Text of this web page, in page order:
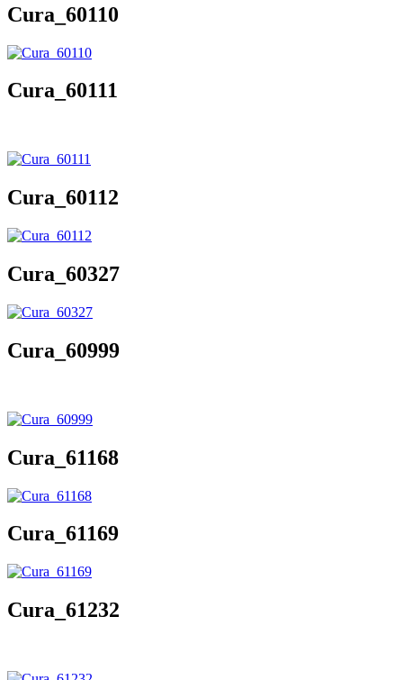
Cura_60110
Cura_60111
Cura_60112
Cura_60327
Cura_60999
Cura_61168
Cura_61169
Cura_61232